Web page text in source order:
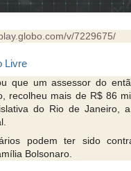
v/7229675/
Livre
que um assessor do
recolheu mais de R$ 86
do Rio de Janeiro,
podem ter sido
Bolsonaro.